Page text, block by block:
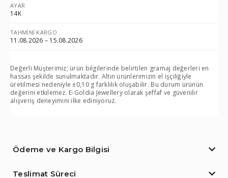
AYAR
14K
TAHMINI KARGO
11.08.2026 – 15.08.2026
Değerli Müşterimiz; ürün bilgilerinde belirtilen gramaj değerleri en
hassas şekilde sunulmaktadır. Altın ürünlerimizin el işçiliğiyle
üretilmesi nedeniyle ±0,10 g farklılık oluşabilir. Bu durum ürünün
değerini etkilemez. E-Goldia Jewellery olarak şeffaf ve güvenilir
alışveriş deneyimini ilke ediniyoruz.
Ödeme ve Kargo Bilgisi
Teslimat Süreci